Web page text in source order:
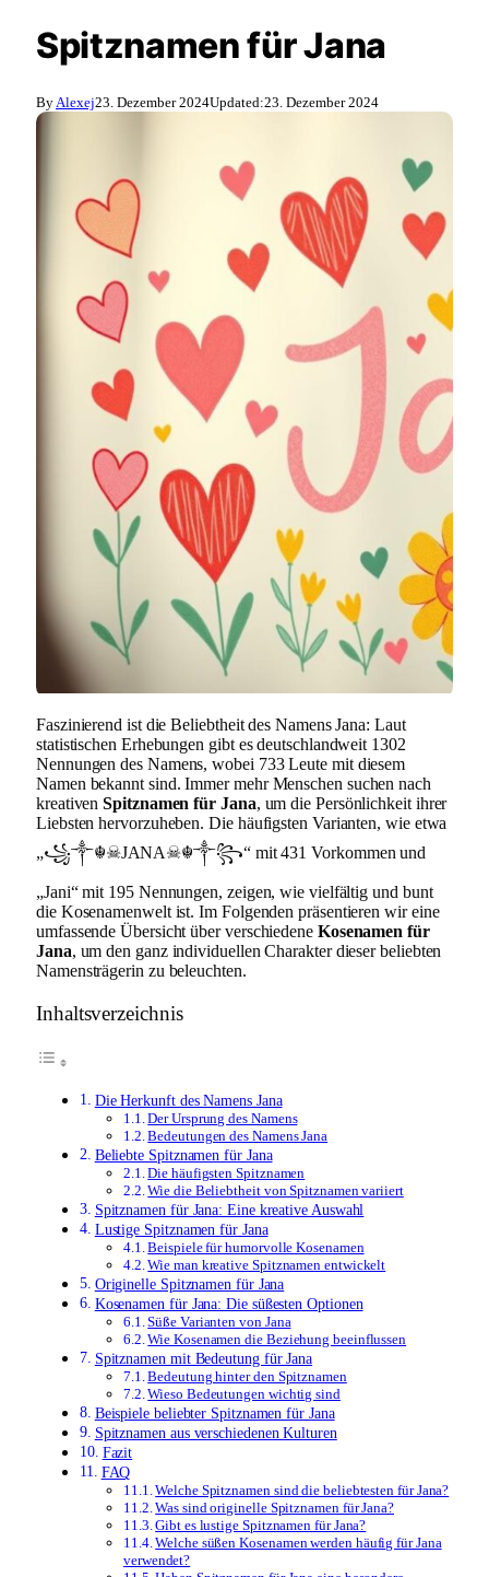
Spitznamen für Jana
By Alexej23. Dezember 2024Updated:23. Dezember 2024
Faszinierend ist die Beliebtheit des Namens Jana: Laut
statistischen Erhebungen gibt es deutschlandweit 1302
Nennungen des Namens, wobei 733 Leute mit diesem
Namen bekannt sind. Immer mehr Menschen suchen nach
kreativenSpitznamen für Jana, um die Persönlichkeit ihrer
Liebsten hervorzuheben. Die häufigsten Varianten, wie etwa
„꧁༒☬☠JANA☠︎☬༒꧂“ mit 431 Vorkommen und
„Jani“ mit 195 Nennungen, zeigen, wie vielfältig und bunt
die Kosenamenwelt ist. Im Folgenden präsentieren wir eine
umfassende Übersicht über verschiedene Kosenamen für
Jana, um den ganz individuellen Charakter dieser beliebten
Namensträgerin zu beleuchten.
Inhaltsverzeichnis
Die Herkunft des Namens Jana
Der Ursprung des Namens
Bedeutungen des Namens Jana
Beliebte Spitznamen für Jana
Die häufigsten Spitznamen
Wie die Beliebtheit von Spitznamen variiert
Spitznamen für Jana: Eine kreative Auswahl
Lustige Spitznamen für Jana
Beispiele für humorvolle Kosenamen
Wie man kreative Spitznamen entwickelt
Originelle Spitznamen für Jana
Kosenamen für Jana: Die süßesten Optionen
Süße Varianten von Jana
Wie Kosenamen die Beziehung beeinflussen
Spitznamen mit Bedeutung für Jana
Bedeutung hinter den Spitznamen
Wieso Bedeutungen wichtig sind
Beispiele beliebter Spitznamen für Jana
Spitznamen aus verschiedenen Kulturen
Fazit
FAQ
Welche Spitznamen sind die beliebtesten für Jana?
Was sind originelle Spitznamen für Jana?
Gibt es lustige Spitznamen für Jana?
Welche süßen Kosenamen werden häufig für Jana
verwendet?